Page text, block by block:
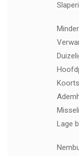
Koorts
Lage